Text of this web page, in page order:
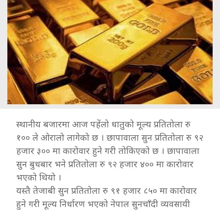
स्थानीय बजारमा आज पहेंलो धातुको मूल्य प्रतितोला रु
१०० ले ओरालो लागेको छ । छापावाला सुन प्रतितोला रु ९२
हजार ३०० मा कारोवार हुने गरी तोकिएको छ । छापावाला
सुन बुधबार भने प्रतितोला रु ९२ हजार ४०० मा कारोवार
भएको थियो ।
यस्तै तेजाबी सुन प्रतितोला रु ९१ हजार ८५० मा कारोवार
हुने गरी मूल्य निर्धारण भएको नेपाल सुनचाँदी व्यवसायी